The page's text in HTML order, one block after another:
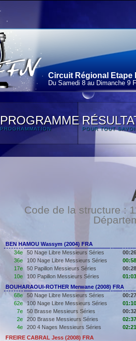
Circuit Régional Etape
Du Samedi 8 au Dimanche 9
PROGRAMME
PROGRAMMATION POUR TOUT
Code de la structure :
BEN HAMOU Wassym (2004) FRA
34e
50 Nage Libre Messieurs Séries
36e
100 Nage Libre Messieurs Séries
17e
50 Papillon Messieurs Séries
10e
100 Papillon Messieurs Séries
BOUHARAOUI-ROTHER Merwane (2008) FRA
68e
50 Nage Libre Messieurs Séries
62e
100 Nage Libre Messieurs Séries
7e
50 Brasse Messieurs Séries
2e
200 Brasse Messieurs Séries
4e
200 4 Nages Messieurs Séries
FREIRE CABRAL Jess (2008) FRA